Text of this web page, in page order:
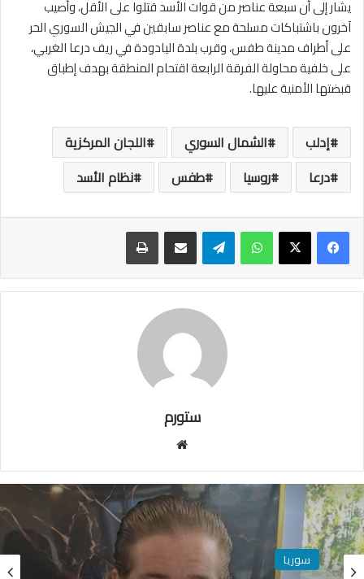
يشار إلى أن سبعة عناصر من قوات الأسد قتلوا على الأقل، وأصيب
آخرون باشتباكات مسلحة مع عناصر سابقين في الجيش السوري الحر
على أطراف مدينة طفس، وقرب بلدة اليادودة في ريف درعا الغربي،
على خلفية محاولة الفرقة الرابعة اقتحام المنطقة بهدف إطباق
قبضتها الأمنية عليها.
إدلب الشمال السوري
اللجان المركزية
درعا
روسيا طفس نظام الأسد
واتساب تيلقرام
ستورم
الوي
ب
سوريا